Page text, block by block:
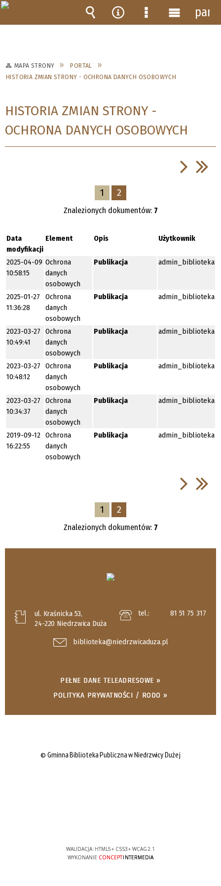
MAPA STRONY
PORTAL
HISTORIA ZMIAN STRONY - OCHRONA DANYCH OSOBOWYCH
HISTORIA ZMIAN STRONY -
OCHRONA DANYCH OSOBOWYCH
1 2
Znalezionych dokumentów: 7
Data
modyfikacji
Element Opis Użytkownik
2025-04-09
10:58:15
Ochrona
danych
osobowych
Publikacja admin_biblioteka
2025-01-27
11:36:28
Ochrona
danych
osobowych
Publikacja admin_biblioteka
2023-03-27
10:49:41
Ochrona
danych
osobowych
Publikacja admin_biblioteka
2023-03-27
10:48:12
Ochrona
danych
osobowych
Publikacja admin_biblioteka
2023-03-27
10:34:37
Ochrona
danych
osobowych
Publikacja admin_biblioteka
2019-09-12
16:22:55
Ochrona
danych
osobowych
Publikacja admin_biblioteka
1 2
Znalezionych dokumentów: 7
ul. Kraśnicka 53,
24-220 Niedrzwica Duża
tel.: 81 51 75 317
biblioteka@niedrzwicaduza.pl
PEŁNE DANE TELEADRESOWE »
POLITYKA PRYWATNOŚCI / RODO »
© Gminna Biblioteka Publiczna w Niedrzwicy Dużej
WALIDACJA: HTML5+ CSS3+ WCAG 2.1
WYKONANIE CONCEPTINTERMEDIA
Wyszukiwarka
Narzędzia
MenuMenu